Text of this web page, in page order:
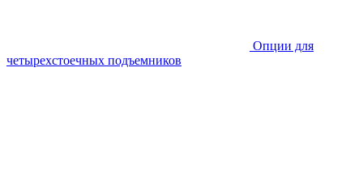
Опции для
четырехстоечных подъемников